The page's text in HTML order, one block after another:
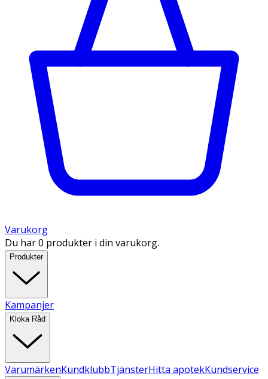
Varukorg
Du har 0 produkter i din varukorg.
Produkter
Kampanjer
Kloka Råd
VarumärkenKundklubbTjänsterHitta apotekKundservice